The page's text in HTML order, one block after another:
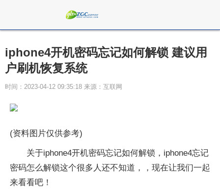
iphone4开机密码忘记如何解锁 建议用
户刷机恢复系统
时间：2023-04-12 09:35:18 来源：互联网
(资料图片仅供参考)
关于iphone4开机密码忘记如何解锁，iphone4忘记
密码怎么解锁这个很多人还不知道，，现在让我们一起
来看看吧！